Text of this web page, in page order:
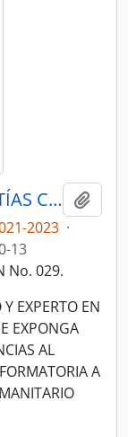
ACTAS COMISIÓN DE GARANTÍAS CONSTITUCIONALES, DERECHOS HUMANOS, DERECHOS COLECTIVOS Y LA INTERCULTURALIDAD 2021-2023
2023 ·
13
No. 029.
EXPERTO EN
EXPONGA
AL
A